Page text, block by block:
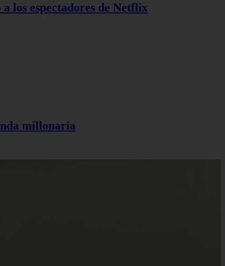
los espectadores de Netflix
millonaria